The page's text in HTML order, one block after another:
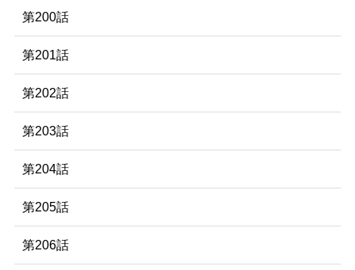
第200話
第201話
第202話
第203話
第204話
第205話
第206話